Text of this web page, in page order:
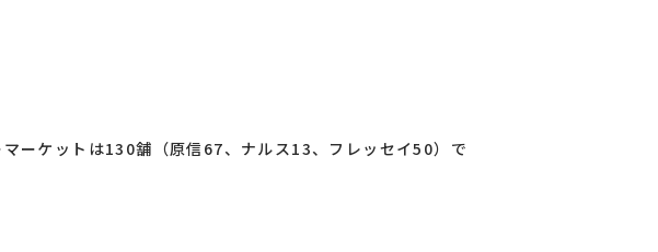
ーケットは130舗（原信67、ナルス13、フレッセイ50）で